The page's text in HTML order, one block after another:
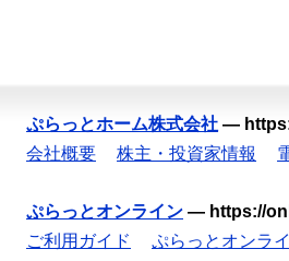
ぷらっとホーム株式会社 —
会社概要
株主・投資家情報
ぷらっとオンライン — https://
ご利用ガイド
ぷらっとオンラ